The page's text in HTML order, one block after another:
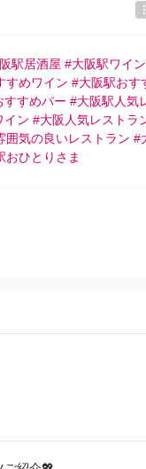
駅居酒屋 #大阪駅ワイ
めワイン #大阪駅おす
すめバー #大阪駅人気
ン #大阪人気レストラ
気の良いレストラン #
おひとりさま